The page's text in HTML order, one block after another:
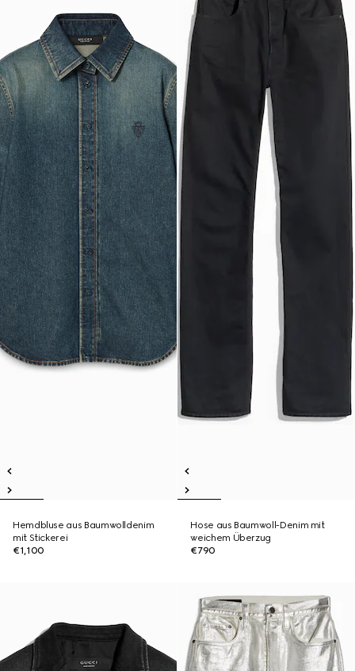
Hemdbluse aus Baumwolldenim
mit Stickerei
€1,100
Hose aus Baumwoll-Denim mit
weichem Überzug
€790